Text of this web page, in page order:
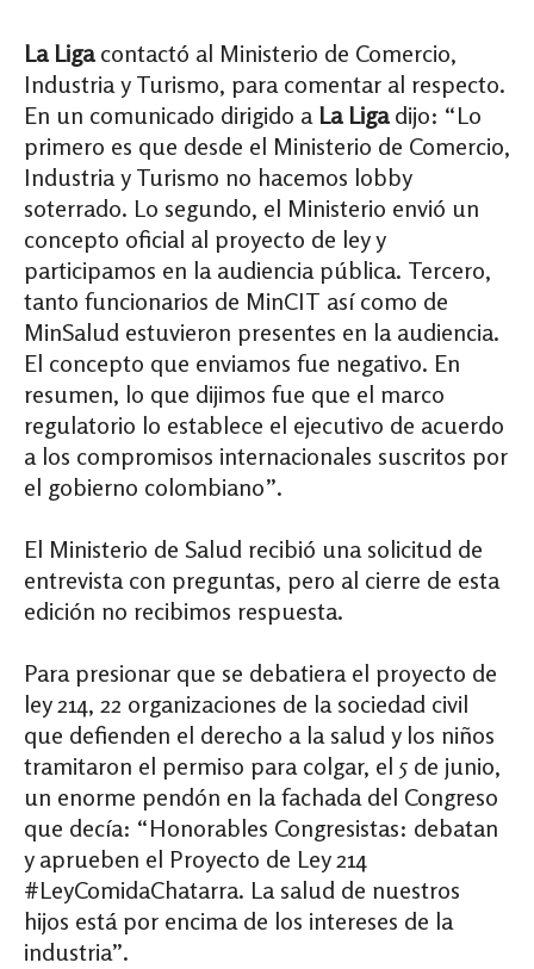
La Ligacontactó al Ministerio de Comercio,
Industria y Turismo, para comentar al respecto.
En un comunicado dirigido a La Ligadijo: “Lo
primero es que desde el Ministerio de Comercio,
Industria y Turismo no hacemos lobby
soterrado. Lo segundo, el Ministerio envió un
concepto oficial al proyecto de ley y
participamos en la audiencia pública. Tercero,
tanto funcionarios de MinCIT así como de
MinSalud estuvieron presentes en la audiencia.
El concepto que enviamos fue negativo. En
resumen, lo que dijimos fue que el marco
regulatorio lo establece el ejecutivo de acuerdo
a los compromisos internacionales suscritos por
el gobierno colombiano”.
El Ministerio de Salud recibió una solicitud de
entrevista con preguntas, pero al cierre de esta
edición no recibimos respuesta.
Para presionar que se debatiera el proyecto de
ley 214, 22 organizaciones de la sociedad civil
que defienden el derecho a la salud y los niños
tramitaron el permiso para colgar, el 5 de junio,
un enorme pendón en la fachada del Congreso
que decía: “Honorables Congresistas: debatan
y aprueben el Proyecto de Ley 214
#LeyComidaChatarra. La salud de nuestros
hijos está por encima de los intereses de la
industria”.